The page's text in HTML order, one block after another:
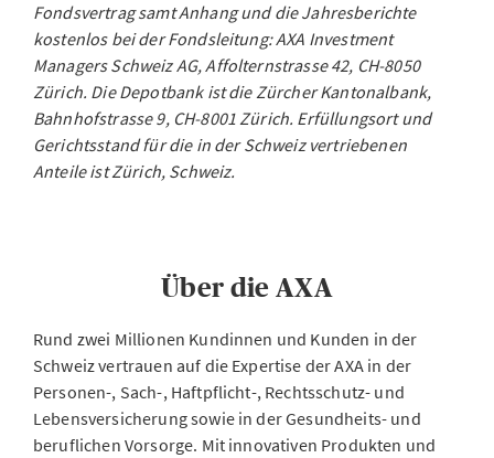
Fondsvertrag samt Anhang und die Jahresberichte
kostenlos bei der Fondsleitung: AXA Investment
Managers Schweiz AG, Affolternstrasse 42, CH-8050
Zürich. Die Depotbank ist die Zürcher Kantonalbank,
Bahnhofstrasse 9, CH-8001 Zürich. Erfüllungsort und
Gerichtsstand für die in der Schweiz vertriebenen
Anteile ist Zürich, Schweiz.
Über die AXA
Rund zwei Millionen Kundinnen und Kunden in der
Schweiz vertrauen auf die Expertise der AXA in der
Personen-, Sach-, Haftpflicht-, Rechtsschutz- und
Lebensversicherung sowie in der Gesundheits- und
beruflichen Vorsorge. Mit innovativen Produkten und